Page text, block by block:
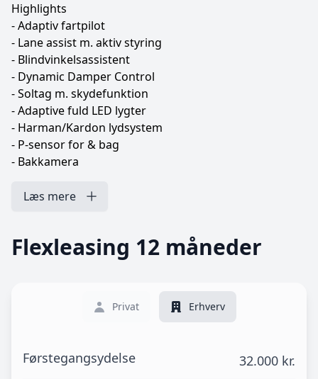
Highlights
- Adaptiv fartpilot
- Lane assist m. aktiv styring
- Blindvinkelsassistent
- Dynamic Damper Control
- Soltag m. skydefunktion
- Adaptive fuld LED lygter
- Harman/Kardon lydsystem
- P-sensor for & bag
- Bakkamera
- 4 zone klimaanlæg
- Softclose i døre
- El-sæder m. memory fører & passager
- M-Sport bremser
Læs mere
Flexleasing 12 måneder
Privat Erhverv
Førstegangsydelse 32.000 kr.